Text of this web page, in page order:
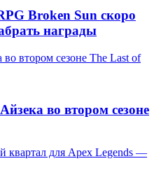
Broken Sun скоро
награды
втором сезоне The Last of
во втором сезоне
квартал для Apex Legends —